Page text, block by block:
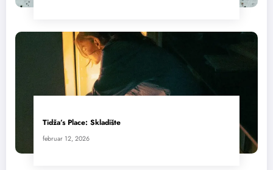
Tidža’s Place: Skladište
februar 12, 2026